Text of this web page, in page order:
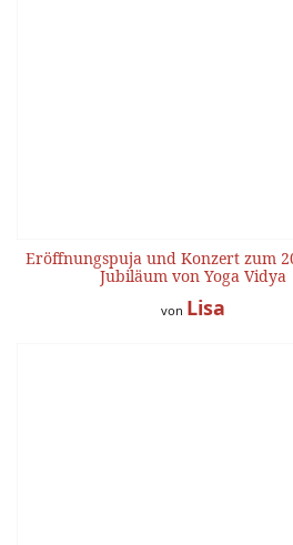
Eröffnungspuja und Konzert zum
Jubiläum von Yoga Vidya
von Lisa